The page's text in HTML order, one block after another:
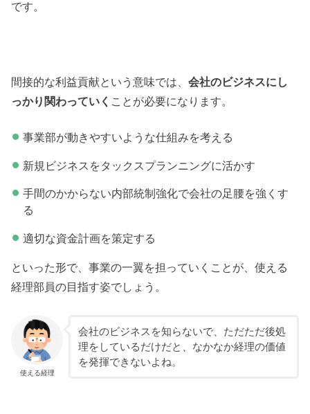
です。
間接的な利益貢献という意味では、会社のビジネスにし
っかり関わっていく ことが必要になります。
事業部が動きやすいような仕組みを考える
新規ビジネスをタックスプランニングに活かす
手間のかからない内部統制強化で会社の足腰を強くす
る
適切な資金計画を策定する
といった形で、事業の一翼を担っていくことが、使える
経理部員の目指す姿でしょう。
使える経理
会社のビジネスを知らないで、ただただ後処
理をしているだけだと、なかなか経理の価値
を発揮できないよね。